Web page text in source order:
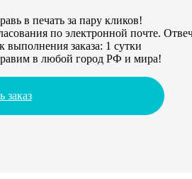
в печать за пару кликов!
по электронной почте.
выполнения заказа: 1 сутки
в любой город РФ и мира!
заказ